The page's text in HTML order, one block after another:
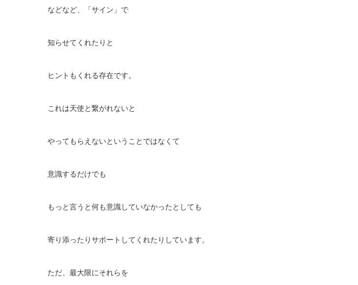
などなど、「サイン」で
知らせてくれたりと
ヒントもくれる存在です。
これは天使と繋がれないと
やってもらえないということではなくて
意識するだけでも
もっと言うと何も意識していなかったとしても
寄り添ったりサポートしてくれたりしています。
ただ、最大限にそれらを